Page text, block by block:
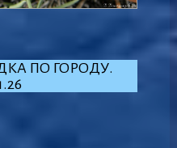
ПО ГОРОДУ.